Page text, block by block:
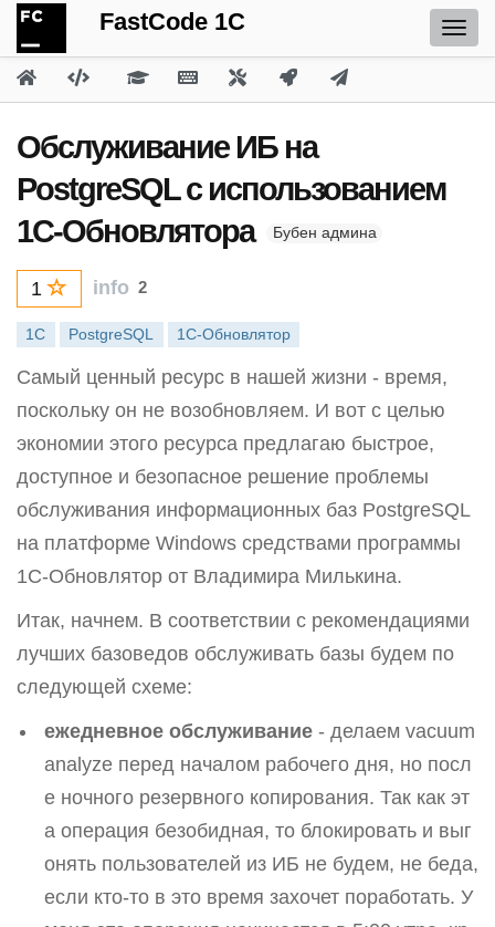
FastCode 1C
Обслуживание ИБ на
PostgreSQL с использованием
1С-Обновлятора
Бубен админа
1 info 2
1С PostgreSQL 1С-Обновлятор
Самый ценный ресурс в нашей жизни - время,
поскольку он не возобновляем. И вот с целью
экономии этого ресурса предлагаю быстрое,
доступное и безопасное решение проблемы
обслуживания информационных баз PostgreSQL
на платформе Windows средствами программы
1С-Обновлятор от Владимира Милькина.
Итак, начнем. В соответствии с рекомендациями
лучших базоведов обслуживать базы будем по
следующей схеме:
ежедневное обслуживание - делаем vacuum
analyze перед началом рабочего дня, но посл
е ночного резервного копирования. Так как эт
а операция безобидная, то блокировать и выг
онять пользователей из ИБ не будем, не беда,
если кто-то в это время захочет поработать. У